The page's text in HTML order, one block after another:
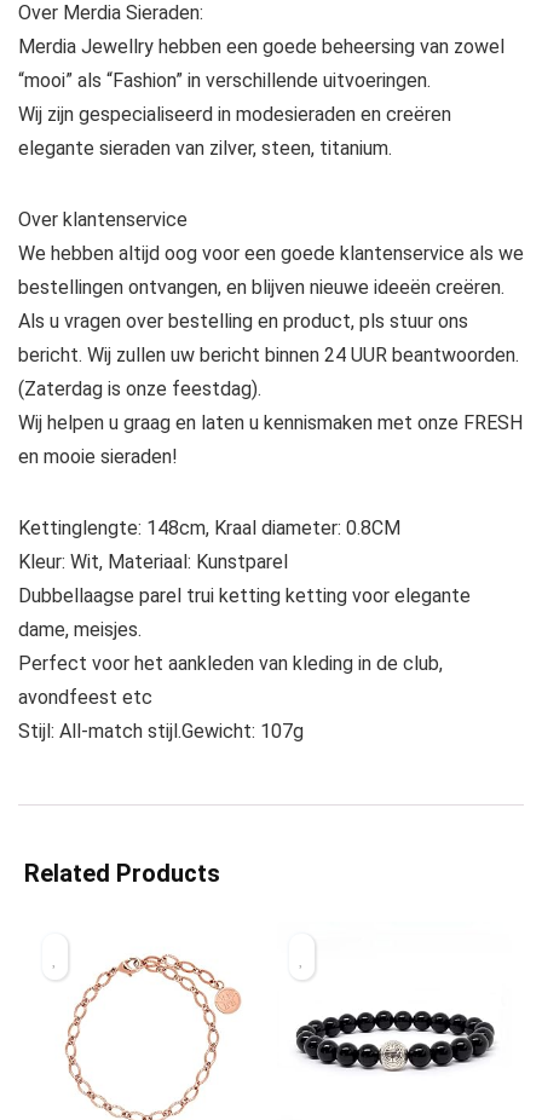
Over Merdia Sieraden:
Merdia Jewellry hebben een goede beheersing van zowel
“mooi” als “Fashion” in verschillende uitvoeringen.
Wij zijn gespecialiseerd in modesieraden en creëren
elegante sieraden van zilver, steen, titanium.
Over klantenservice
We hebben altijd oog voor een goede klantenservice als we
bestellingen ontvangen, en blijven nieuwe ideeën creëren.
Als u vragen over bestelling en product, pls stuur ons
bericht. Wij zullen uw bericht binnen 24 UUR beantwoorden.
(Zaterdag is onze feestdag).
Wij helpen u graag en laten u kennismaken met onze FRESH
en mooie sieraden!
Kettinglengte: 148cm, Kraal diameter: 0.8CM
Kleur: Wit, Materiaal: Kunstparel
Dubbellaagse parel trui ketting ketting voor elegante
dame, meisjes.
Perfect voor het aankleden van kleding in de club,
avondfeest etc
Stijl: All-match stijl.Gewicht: 107g
Related Products